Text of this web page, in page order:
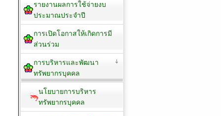
รายงานผลการใช้จ่ายงบ
ประมาณประจำปี
การเปิดโอกาสให้เกิดการมี
ส่วนร่วม
การบริหารและพัฒนา
ทรัพยากรบุคคล
นโยบายการบริหาร
ทรัพยากรบุคคล